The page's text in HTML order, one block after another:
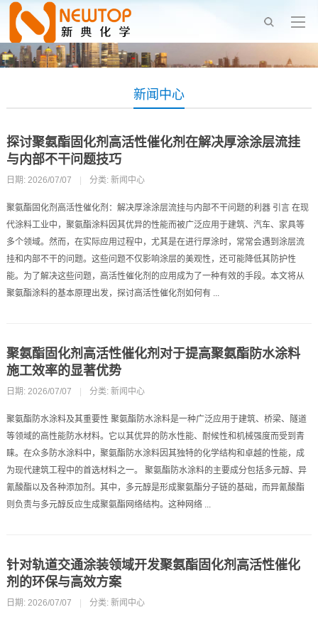
新闻中心
探讨聚氨酯固化剂高活性催化剂在解决厚涂涂层流挂
与内部不干问题技巧
日期: 2026/07/07 分类: 新闻中心
聚氨酯固化剂高活性催化剂：解决厚涂涂层流挂与内部不干问题的利器 引言 在现
代涂料工业中，聚氨酯涂料因其优异的性能而被广泛应用于建筑、汽车、家具等
多个领域。然而，在实际应用过程中，尤其是在进行厚涂时，常常会遇到涂层流
挂和内部不干的问题。这些问题不仅影响涂层的美观性，还可能降低其防护性
能。为了解决这些问题，高活性催化剂的应用成为了一种有效的手段。本文将从
聚氨酯涂料的基本原理出发，探讨高活性催化剂如何有 ...
聚氨酯固化剂高活性催化剂对于提高聚氨酯防水涂料
施工效率的显著优势
日期: 2026/07/07 分类: 新闻中心
聚氨酯防水涂料及其重要性 聚氨酯防水涂料是一种广泛应用于建筑、桥梁、隧道
等领域的高性能防水材料。它以其优异的防水性能、耐候性和机械强度而受到青
睐。在众多防水涂料中，聚氨酯防水涂料因其独特的化学结构和卓越的性能，成
为现代建筑工程中的首选材料之一。 聚氨酯防水涂料的主要成分包括多元醇、异
氰酸酯以及各种添加剂。其中，多元醇是形成聚氨酯分子链的基础，而异氰酸酯
则负责与多元醇反应生成聚氨酯网络结构。这种网络 ...
针对轨道交通涂装领域开发聚氨酯固化剂高活性催化
剂的环保与高效方案
日期: 2026/07/07 分类: 新闻中心